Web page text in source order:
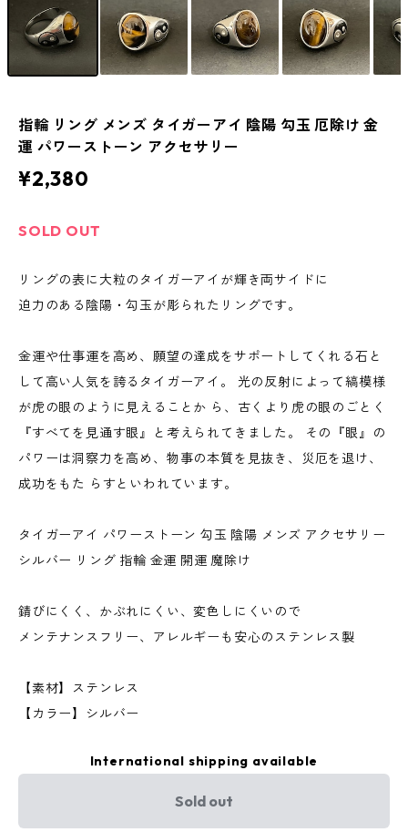
指輪 リング メンズ タイガーアイ 陰陽 勾玉 厄除け 金
運 パワーストーン アクセサリー
¥2,380
SOLD OUT
リングの表に大粒のタイガーアイが輝き両サイドに
迫力のある陰陽・勾玉が彫られたリングです。
金運や仕事運を高め、願望の達成をサポートしてくれる石と
して高い人気を誇るタイガーアイ。 光の反射によって縞模様
が虎の眼のように見えることか ら、古くより虎の眼のごとく
『すべてを見通す眼』と考えられてきました。 その『眼』の
パワーは洞察力を高め、物事の本質を見抜き、災厄を退け、
成功をもた らすといわれています。
タイガーアイ パワーストーン 勾玉 陰陽 メンズ アクセサリー
シルバー リング 指輪 金運 開運 魔除け
錆びにくく、かぶれにくい、変色しにくいので
メンテナンスフリー、アレルギーも安心のステンレス製
【素材】ステンレス
【カラー】シルバー
International shipping available
Sold out